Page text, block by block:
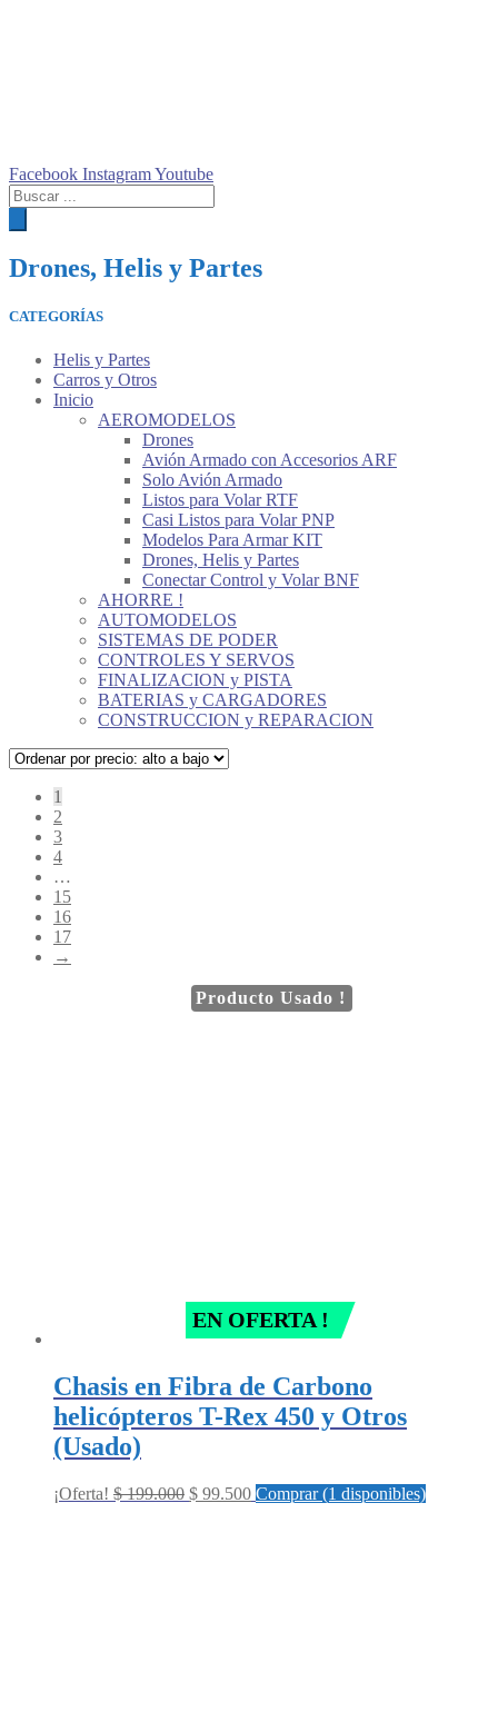
Facebook InstagramYoutube
Búsqueda
de
productos
Drones, Helis y Partes
CATEGORÍAS
Helis y Partes
Carros y Otros
Inicio
AEROMODELOS
Drones
Avión Armado con Accesorios ARF
Solo Avión Armado
Listos para Volar RTF
Casi Listos para Volar PNP
Modelos Para Armar KIT
Drones, Helis y Partes
Conectar Control y Volar BNF
AHORRE !
AUTOMODELOS
SISTEMAS DE PODER
CONTROLES Y SERVOS
FINALIZACION y PISTA
BATERIAS y CARGADORES
CONSTRUCCION y REPARACION
1
2
3
4
…
15
16
17
→
Producto Usado !
EN OFERTA !
Chasis en Fibra de Carbono
helicópteros T-Rex 450 y Otros
(Usado)
¡Oferta! $199.000 Original
$ 99.500Current
Comprar (1 disponibles)